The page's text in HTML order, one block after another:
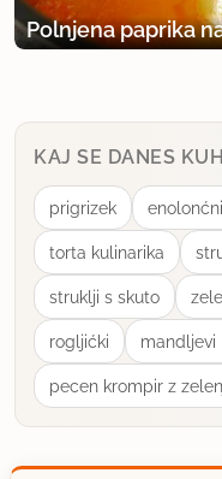
Polnjena paprika
KAJ SE DANES
prigrizek
torta kulinarika
struklji s skuto
rogljićki mandljevi
pecen krompir z